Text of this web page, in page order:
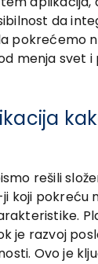
da
pokrećemo
menja svet
rešili
koji pokreću
je razvoj
Ovo je